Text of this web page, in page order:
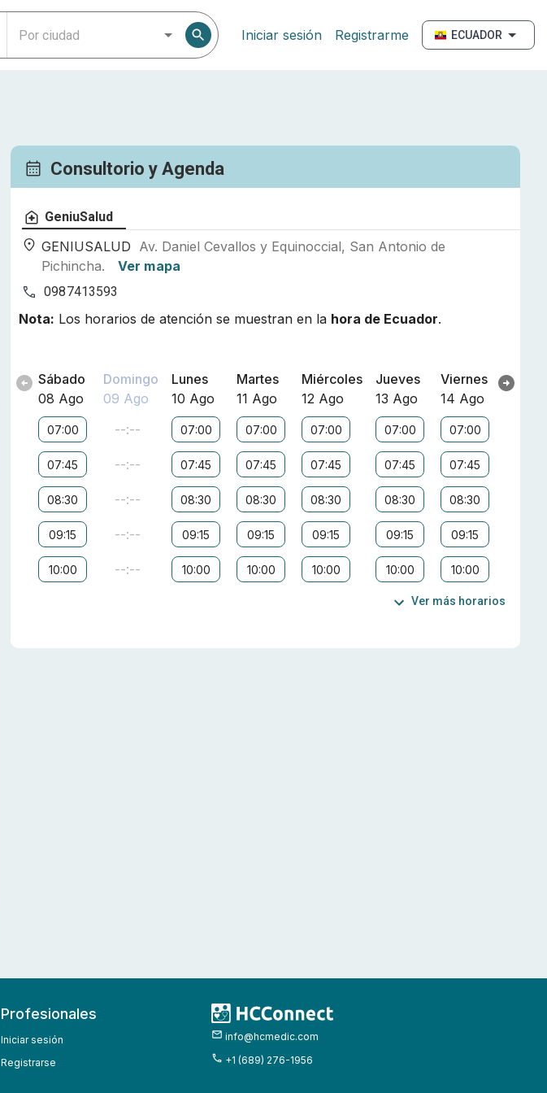
Iniciar sesión Registrarme ECUADOR
Consultorio y Agenda
GeniuSalud
GENIUSALUD Av. Daniel Cevallos y Equinoccial, San Antonio de
Pichincha.
Ver mapa
0987413593
Nota: Los horarios de atención se muestran en la hora de Ecuador.
Sábado
08 Ago
07:00
07:45
08:30
09:15
10:00
Domingo
09 Ago
--:--
--:--
--:--
--:--
--:--
Lunes
10 Ago
07:00
07:45
08:30
09:15
10:00
Martes
11 Ago
07:00
07:45
08:30
09:15
10:00
Miércoles
12 Ago
07:00
07:45
08:30
09:15
10:00
Jueves
13 Ago
07:00
07:45
08:30
09:15
10:00
Viernes
14 Ago
07:00
07:45
08:30
09:15
10:00
Ver más horarios
Profesionales
Iniciar sesión
Registrarse
info@hcmedic.com
+1 (689) 276-1956